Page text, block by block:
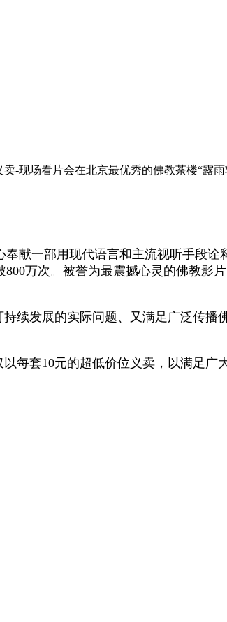
-现场看片会在北京最优秀的佛教茶楼“露
献一部用现代语言和主流视听手段
万次。被誉为最震撼心灵的佛教影
发展的实际问题、又满足广泛传播
每套10元的超低价位义卖，以满足广